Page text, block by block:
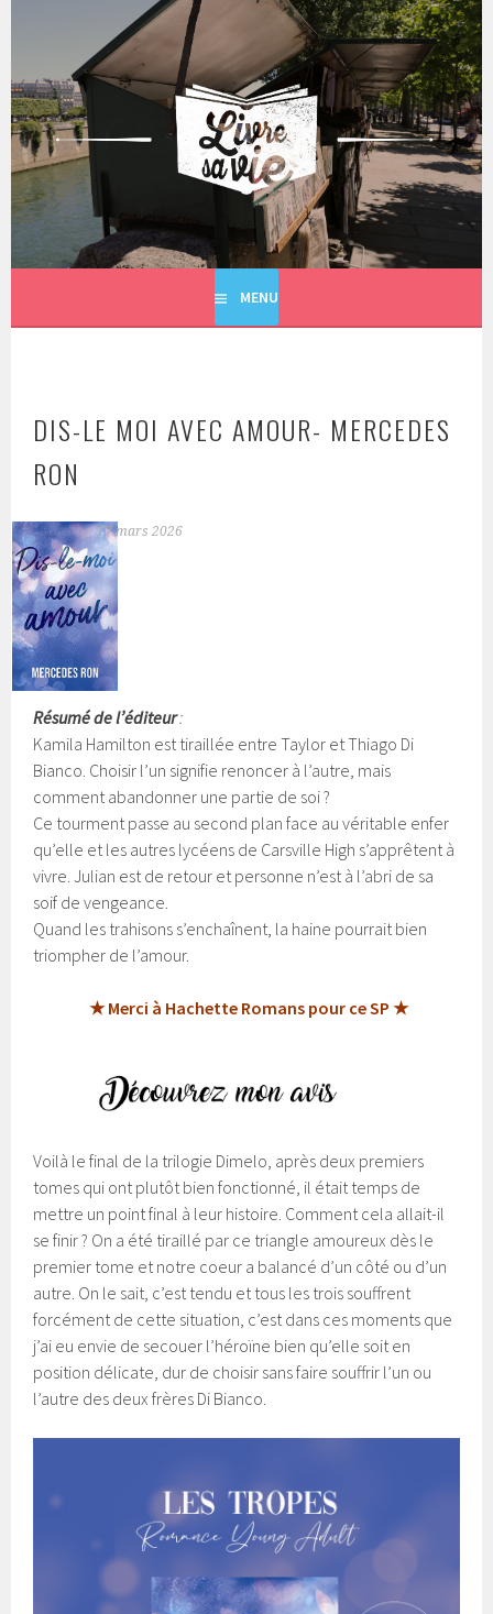
principal
LIVRE SA VIE
MENU
DIS-LE MOI AVEC AMOUR- MERCEDES
RON
17 mars 2026
Résumé de l’éditeur:
Kamila Hamilton est tiraillée entre Taylor et Thiago Di
Bianco. Choisir l’un signifie renoncer à l’autre, mais
comment abandonner une partie de soi ?
Ce tourment passe au second plan face au véritable enfer
qu’elle et les autres lycéens de Carsville High s’apprêtent à
vivre. Julian est de retour et personne n’est à l’abri de sa
soif de vengeance.
Quand les trahisons s’enchaînent, la haine pourrait bien
triompher de l’amour.
★ Merci à Hachette Romans pour ce SP ★
Voilà le final de la trilogie Dimelo, après deux premiers
tomes qui ont plutôt bien fonctionné, il était temps de
mettre un point final à leur histoire. Comment cela allait-il
se finir ? On a été tiraillé par ce triangle amoureux dès le
premier tome et notre coeur a balancé d’un côté ou d’un
autre. On le sait, c’est tendu et tous les trois souffrent
forcément de cette situation, c’est dans ces moments que
j’ai eu envie de secouer l’héroïne bien qu’elle soit en
position délicate, dur de choisir sans faire souffrir l’un ou
l’autre des deux frères Di Bianco.